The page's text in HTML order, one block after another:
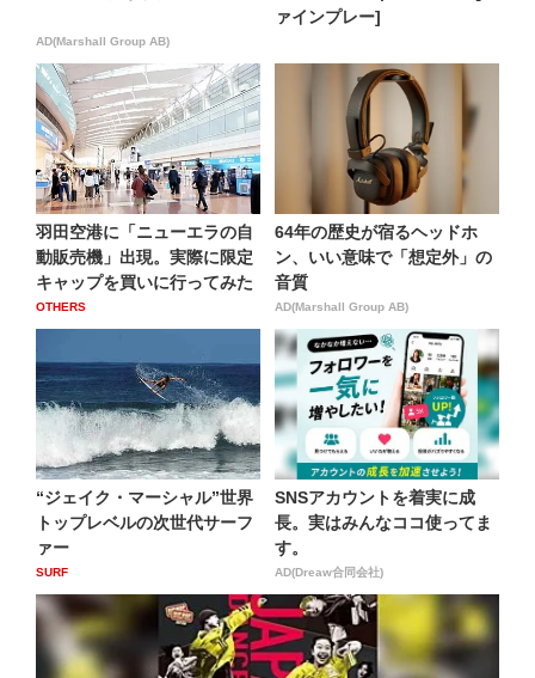
AD(Marshall Group AB)
ァインプレー]
羽田空港に「ニューエラの自
動販売機」出現。実際に限定
キャップを買いに行ってみた
OTHERS
64年の歴史が宿るヘッドホ
ン、いい意味で「想定外」の
音質
AD(Marshall Group AB)
“ジェイク・マーシャル”世界
トップレベルの次世代サーフ
ァー
SURF
SNSアカウントを着実に成
長。実はみんなココ使ってま
す。
AD(Dreaw合同会社)